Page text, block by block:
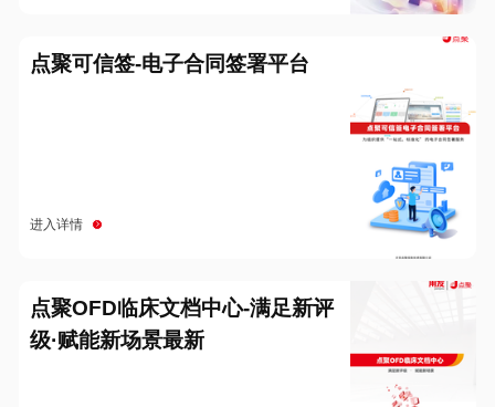
点聚可信签-电子合同签署平台
进入详情
点聚OFD临床文档中心-满足新评
级·赋能新场景最新